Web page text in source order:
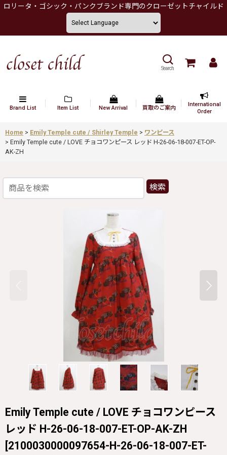
ロリータ・ゴシック・パンクブランド専門のクローゼットチャイルド
Search
Brand List Item List New Arrival 買取のご案内
International
Order
Home > Emily Temple cute / Shirley Temple > ワンピース
> Emily Temple cute / LOVE チョコワンピース レッド H-26-06-18-007-ET-OP-
AK-ZH
検索
Emily Temple cute / LOVE チョコワンピース
レッド H-26-06-18-007-ET-OP-AK-ZH
[2100030000097654-H-26-06-18-007-ET-